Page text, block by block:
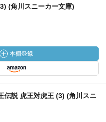
(角川スニーカー文庫)
伝説 虎王対虎王 (3) (角川スニ